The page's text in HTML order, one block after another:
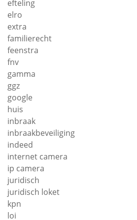
efteling
elro
extra
familierecht
feenstra
fnv
gamma
ggz
google
huis
inbraak
inbraakbeveiliging
indeed
internet camera
ip camera
juridisch
juridisch loket
kpn
loi